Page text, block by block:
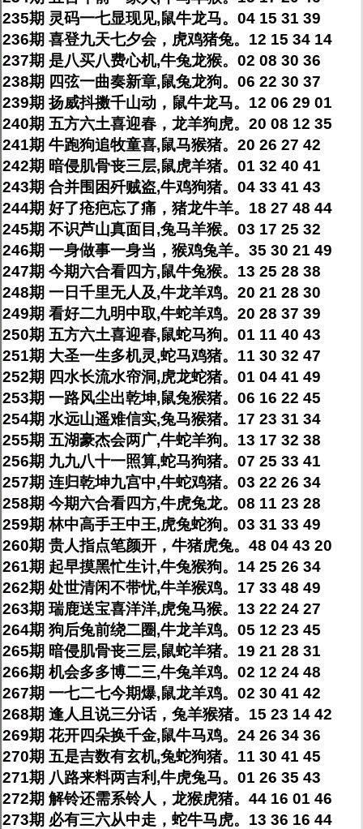
235期 灵码一七显现见,鼠牛龙马。04 15 31 39
236期 喜登九天七夕会，虎鸡猪兔。12 15 34 14
237期 是八买八费心机,牛兔龙猴。02 08 30 36
238期 四弦一曲奏新章,鼠兔龙狗。06 22 30 37
239期 扬威抖擞千山动，鼠牛龙马。12 06 29 01
240期 五方六土喜迎春，龙羊狗虎。20 08 12 35
241期 牛跑狗追牧童喜,鼠马猴猪。20 26 27 42
242期 暗侵肌骨丧三层,鼠虎羊猪。01 32 40 41
243期 合并围困歼贼盗,牛鸡狗猪。04 33 41 43
244期 好了疮疤忘了痛，猪龙牛羊。18 27 48 44
245期 不识芦山真面目,兔马羊猴。03 17 25 32
246期 一身做事一身当，猴鸡兔羊。35 30 21 49
247期 今期六合看四方,鼠牛兔猴。13 25 28 38
248期 一日千里无人及,牛龙羊鸡。20 21 28 30
249期 看好二九明中取,牛蛇羊鸡。20 28 37 39
250期 五方六土喜迎春,鼠蛇马狗。01 11 40 43
251期 大圣一生多机灵,蛇马鸡猪。11 30 32 47
252期 四水长流水帘洞,虎龙蛇猪。01 04 41 49
253期 一路风尘出乾坤,鼠兔猴猪。06 16 22 45
254期 水远山遥难信实,兔马猴猪。17 23 31 34
255期 五湖豪杰会两广,牛蛇羊狗。13 17 32 38
256期 九九八十一照算,蛇马狗猪。07 25 33 41
257期 连归乾坤九宫中,牛蛇鸡猪。03 22 26 34
258期 今期六合看四方,牛虎兔龙。08 11 23 28
259期 林中高手王中王,虎兔蛇狗。03 31 33 49
260期 贵人指点笔颜开，牛猪虎兔。48 04 43 20
261期 起早摸黑忙生计,牛兔猴狗。14 25 26 34
262期 处世清闲不带忧,牛羊猴鸡。17 33 48 49
263期 瑞鹿送宝喜洋洋,虎兔马猴。13 22 24 27
264期 狗后兔前绕二圈,牛龙羊鸡。05 12 23 45
265期 暗侵肌骨丧三层,鼠蛇羊猪。19 21 28 31
266期 机会多多博二三,牛兔羊鸡。02 12 24 48
267期 一七二七今期爆,鼠龙羊鸡。02 30 41 42
268期 逢人且说三分话，兔羊猴猪。15 23 14 42
269期 花开四朵换千金,鼠牛马鸡。24 26 34 36
270期 五是吉数有玄机,兔蛇狗猪。11 30 41 45
271期 八路来料两吉利,牛虎兔马。01 26 35 43
272期 解铃还需系铃人，龙猴虎猪。44 16 01 46
273期 必有三六从中走，蛇牛马虎。13 36 16 44